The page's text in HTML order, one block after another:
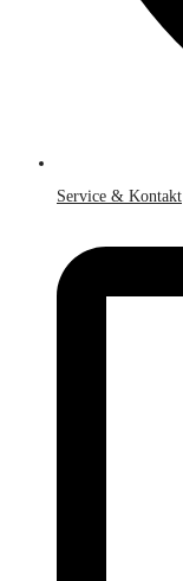
Service & Kontakt